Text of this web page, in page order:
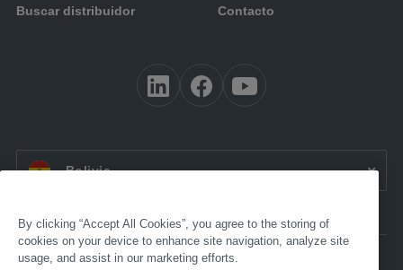
Buscar distribuidor Contacto
ES BO:Bolivia
Accesibilidad
By clicking “Accept All Cookies”, you agree to the storing of
cookies on your device to enhance site navigation, analyze site
usage, and assist in our marketing efforts.